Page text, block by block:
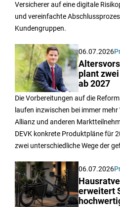
Versicherer auf eine digitale
und vereinfachte
Kundengruppen.
06.07.2026
plant
ab 2027
Die Vorbereitungen auf die
laufen inzwischen bei immer
Allianz und anderen
DEVK konkrete Produktpläne für
zwei unterschiedliche Wege der
06.07.2026
erweitert